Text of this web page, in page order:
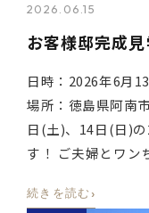
2026.06.15
お客様邸完成
日時：2026年6月
場所：徳島県阿南
日(土)、14日(日)
す！ ご夫婦とワ
続きを読む ›